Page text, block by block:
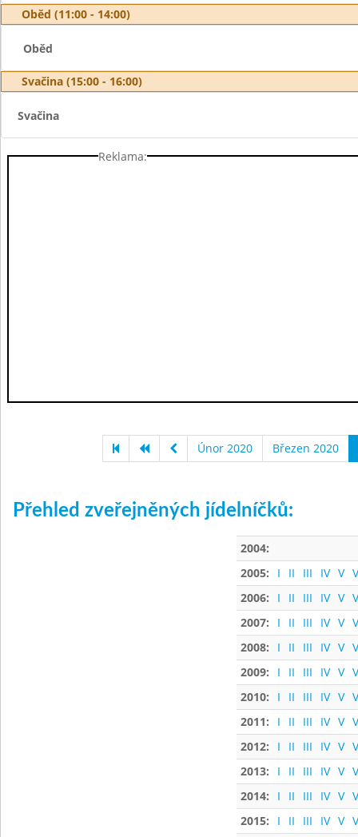
Oběd (11:00 - 14:00)
Oběd
Svačina (15:00 - 16:00)
Svačina
Reklama:
Únor 2020 Březen 2020
Přehled zveřejněných jídelníčků:
2004:
2005:
I II III IV V
2006:
I II III IV V
2007:
I II III IV V
2008:
I II III IV V
2009:
I II III IV V
2010:
I II III IV V
2011:
I II III IV V
2012:
I II III IV V
2013:
I II III IV V
2014:
I II III IV V
2015:
I II III IV V